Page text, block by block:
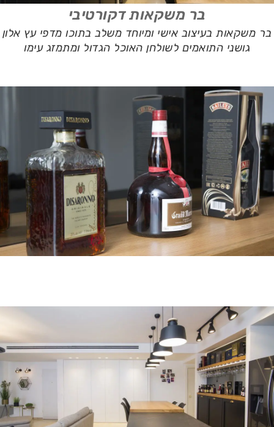
בר משקאות דקורטיבי
בר משקאות בעיצוב אישי ומיוחד משלב בתוכו מדפי עץ אלון
גושני התואמים לשולחן האוכל הגדול ומתמזג עימו